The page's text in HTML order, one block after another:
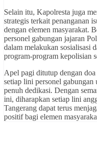
Selain itu, Kapolresta juga
strategis terkait penanganan
dengan elemen masyarakat.
personel gabungan jajaran
dalam melakukan sosialisasi
program-program kepolisian
Apel pagi ditutup dengan doa
setiap lini personel gabungan
penuh dedikasi. Dengan
ini, diharapkan setiap lini
Tangerang dapat terus
positif bagi elemen